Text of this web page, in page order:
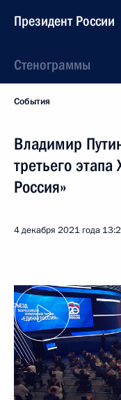
Президент России
Стенограммы
События
Владимир
третьего этапа
Россия»
4 декабря 2021 года